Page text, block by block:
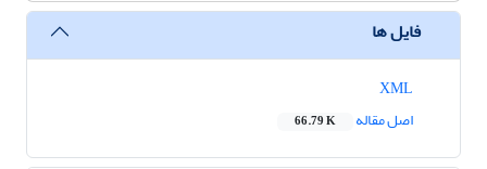
فایل ها
اصل مقاله
66.79 K